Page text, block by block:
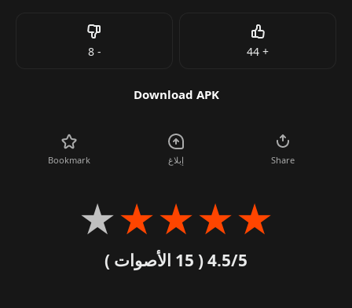
+
44
Like
-
8
Dislike
Download APK
Share إبلاغ Bookmark
★
★
★
★
★
4.5/5( 15 الأصوات )